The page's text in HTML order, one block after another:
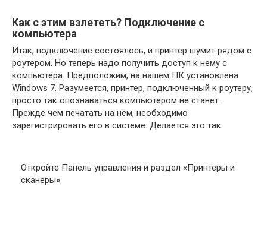
Как с этим взлететь? Подключение с
компьютера
Итак, подключение состоялось, и принтер шумит рядом с
роутером. Но теперь надо получить доступ к нему с
компьютера. Предположим, на нашем ПК установлена
Windows 7. Разумеется, принтер, подключенный к роутеру,
просто так опознаваться компьютером не станет.
Прежде чем печатать на нём, необходимо
зарегистрировать его в системе. Делается это так:
Откройте Панель управления и раздел «Принтеры и
сканеры»